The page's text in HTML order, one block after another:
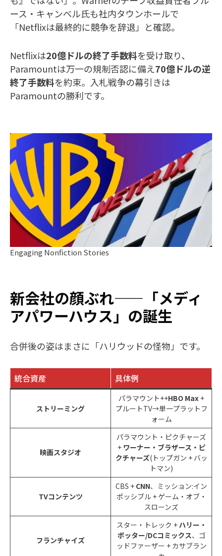
ース・キャンベル氏も社内タウンホールで
「Netflixは最終的に競争を辞退」と確認。
Netflixは20億ドルの終了手数料を受け取り、
Paramountは万一の規制否認に備え70億ドルの逆
終了手数料を約束。入札戦争の幕引きは
Paramountの勝利です。
Engaging Nonfiction Stories
新会社の顔ぶれ——「メディ
アパワーハウス」の誕生
合併後の姿はまさに「ハリウッドの怪物」です。
統合資産 具体例
ストリーミング
パラマウント++HBO Max +
プルートTV→単一プラットフ
ォーム
映画スタジオ
パラマウント・ピクチャーズ
+ ワーナー・ブラザース・ピ
クチャーズ(トップガン + バッ
トマン)
TVコンテンツ
CBS + CNN、ミッション:イン
ポッシブル + ゲーム・オブ・
スローンズ
フランチャイズ
スター・トレック + ハリー・
ポッター/DCコミックス、ゴ
ッドファーザー + カサブラン